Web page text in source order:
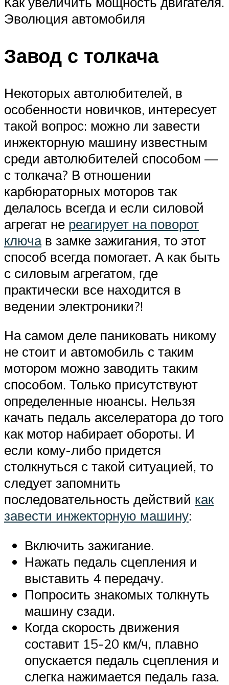
Эволюция автомобиля
Завод с толкача
Некоторых автолюбителей, в
особенности новичков, интересует
такой вопрос: можно ли завести
инжекторную машину известным
среди автолюбителей способом —
с толкача? В отношении
карбюраторных моторов так
делалось всегда и если силовой
агрегат не реагирует на поворот
ключав замке зажигания, то этот
способ всегда помогает. А как быть
с силовым агрегатом, где
практически все находится в
ведении электроники?!
На самом деле паниковать никому
не стоит и автомобиль с таким
мотором можно заводить таким
способом. Только присутствуют
определенные нюансы. Нельзя
качать педаль акселератора до того
как мотор набирает обороты. И
если кому-либо придется
столкнуться с такой ситуацией, то
следует запомнить
последовательность действий как
завести инжекторную машину:
Включить зажигание.
Нажать педаль сцепления и
выставить 4 передачу.
Попросить знакомых толкнуть
машину сзади.
Когда скорость движения
составит 15-20 км/ч, плавно
опускается педаль сцепления и
слегка нажимается педаль газа.